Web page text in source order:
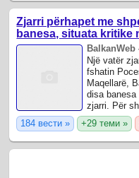
Zjarri përhapet me
banesa, situata kritike
BalkanWeb
Një vatër
fshatin
Maqellarë,
disa
zjarri. Për
angazhuar
184 вести » +29 теми »